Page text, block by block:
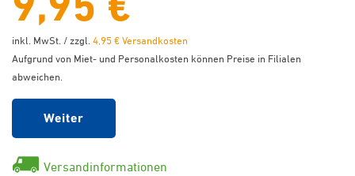
inkl. MwSt. / zzgl. 4,95 € Versandkosten
Aufgrund von Miet- und Personalkosten können Preise in Filialen
abweichen.
Weiter
Versandinformationen